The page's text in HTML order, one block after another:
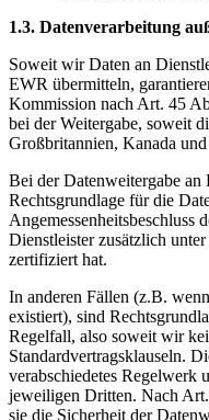
1.3. Datenverarbeitung
Soweit wir Daten an
EWR übermitteln,
Kommission nach Art. 45
bei der Weitergabe, soweit
Großbritannien, Kanada
Bei der Datenweitergabe
Rechtsgrundlage für die
Dienstleister zusätzlich
zertifiziert hat.
In anderen Fällen (z.B.
existiert), sind
Regelfall, also soweit wir
Standardvertragsklauseln.
verabschiedetes Regelwerk
jeweiligen Dritten. Nach
sie die Sicherheit der